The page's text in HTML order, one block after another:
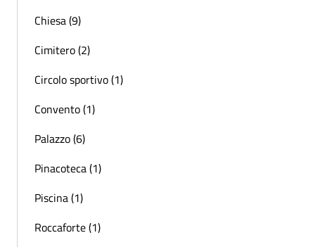
Chiesa (9)
Cimitero (2)
Circolo sportivo (1)
Convento (1)
Palazzo (6)
Pinacoteca (1)
Piscina (1)
Roccaforte (1)